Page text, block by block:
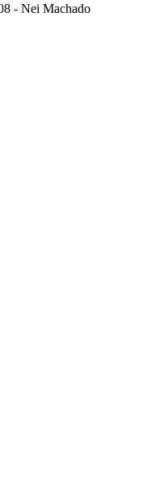
- Nei Machado